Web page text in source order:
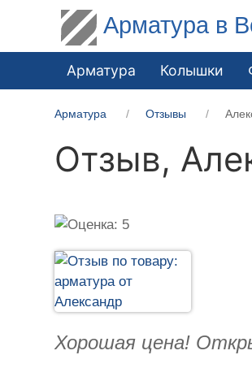
Арматура в
Арматура Колышки
Арматура Отзывы
Отзыв,
Хорошая цена!